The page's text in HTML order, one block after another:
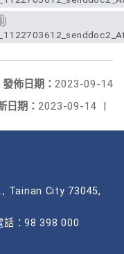
發佈日期： 2023-09-14
日期： 2023-09-14 |
Tainan City 73045,
話：98 398 000